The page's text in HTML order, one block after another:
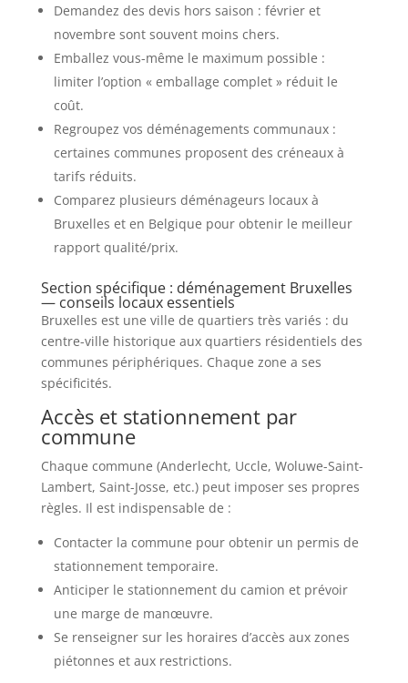
Demandez des devis hors saison : février et
novembre sont souvent moins chers.
Emballez vous-même le maximum possible :
limiter l’option « emballage complet » réduit le
coût.
Regroupez vos déménagements communaux :
certaines communes proposent des créneaux à
tarifs réduits.
Comparez plusieurs déménageurs locaux à
Bruxelles et en Belgique pour obtenir le meilleur
rapport qualité/prix.
Section spécifique : déménagement Bruxelles
— conseils locaux essentiels
Bruxelles est une ville de quartiers très variés : du
centre-ville historique aux quartiers résidentiels des
communes périphériques. Chaque zone a ses
spécificités.
Accès et stationnement par
commune
Chaque commune (Anderlecht, Uccle, Woluwe-Saint-
Lambert, Saint-Josse, etc.) peut imposer ses propres
règles. Il est indispensable de :
Contacter la commune pour obtenir un permis de
stationnement temporaire.
Anticiper le stationnement du camion et prévoir
une marge de manœuvre.
Se renseigner sur les horaires d’accès aux zones
piétonnes et aux restrictions.